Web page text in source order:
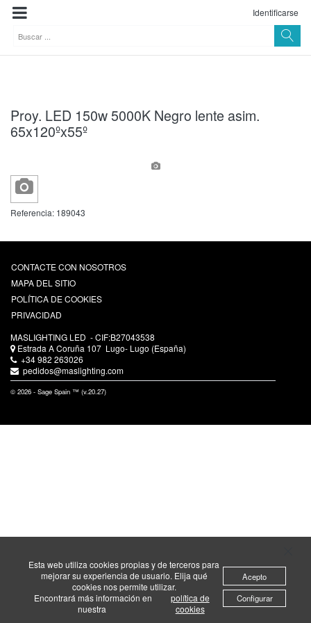
Identificarse
Proy. LED 150w 5000K Negro lente asim.
65x120ºx55º
Referencia: 189043
CONTACTE CON NOSOTROS
MAPA DEL SITIO
POLÍTICA DE COOKIES
PRIVACIDAD
MASLIGHTING LED - CIF:B27043538
Estrada A Coruña 107 Lugo- Lugo (España)
+34 982 263026
pedidos@maslighting.com
© 2026 - Sage Spain ™ (v.20.27)
Esta web utiliza cookies propias y de terceros para
mejorar su experiencia de usuario. Elija qué
cookies nos permite utilizar.
Encontrará más información en
nuestra
política de
cookies
Acepto
Configurar